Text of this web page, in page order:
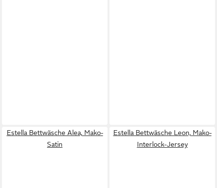
Estella Bettwäsche Alea, Mako-
Satin
Estella Bettwäsche Leon, Mako-
Interlock-Jersey